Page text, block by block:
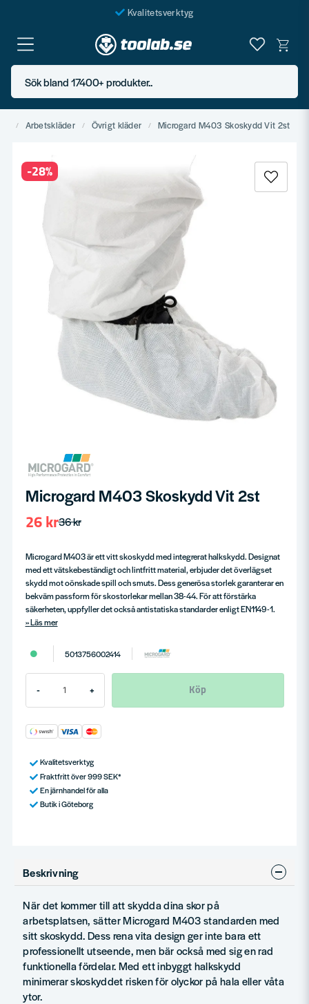
Kvalitetsverktyg
Fraktfritt över 999 SEK*
En järnhandel för alla
Butik i Göteborg
Sök bland 17400+ produkter..
Arbetskläder Övrigt kläder Microgard M403 Skoskydd Vit 2st
-28%
Microgard M403 Skoskydd Vit 2st
36 kr
26 kr
Microgard M403 är ett vitt skoskydd med integrerat halkskydd. Designat
med ett vätskebeständigt och lintfritt material, erbjuder det överlägset
skydd mot oönskade spill och smuts. Dess generösa storlek garanterar en
bekväm passform för skostorlekar mellan 38-44. För att förstärka
säkerheten, uppfyller det också antistatiska standarder enligt EN1149-1.
Läs mer
5013756002414
- + Köp
Kvalitetsverktyg
Fraktfritt över 999 SEK*
En järnhandel för alla
Butik i Göteborg
Beskrivning
När det kommer till att skydda dina skor på
arbetsplatsen, sätter Microgard M403 standarden med
sitt skoskydd. Dess rena vita design ger inte bara ett
professionellt utseende, men bär också med sig en rad
funktionella fördelar. Med ett inbyggt halkskydd
minimerar skoskyddet risken för olyckor på hala eller våta
ytor.